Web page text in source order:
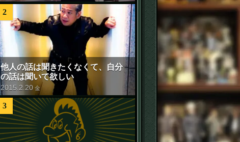
2
他人の話は聞きたくなくて、自分
の話は聞いて欲しい
2015 2 20 金
3